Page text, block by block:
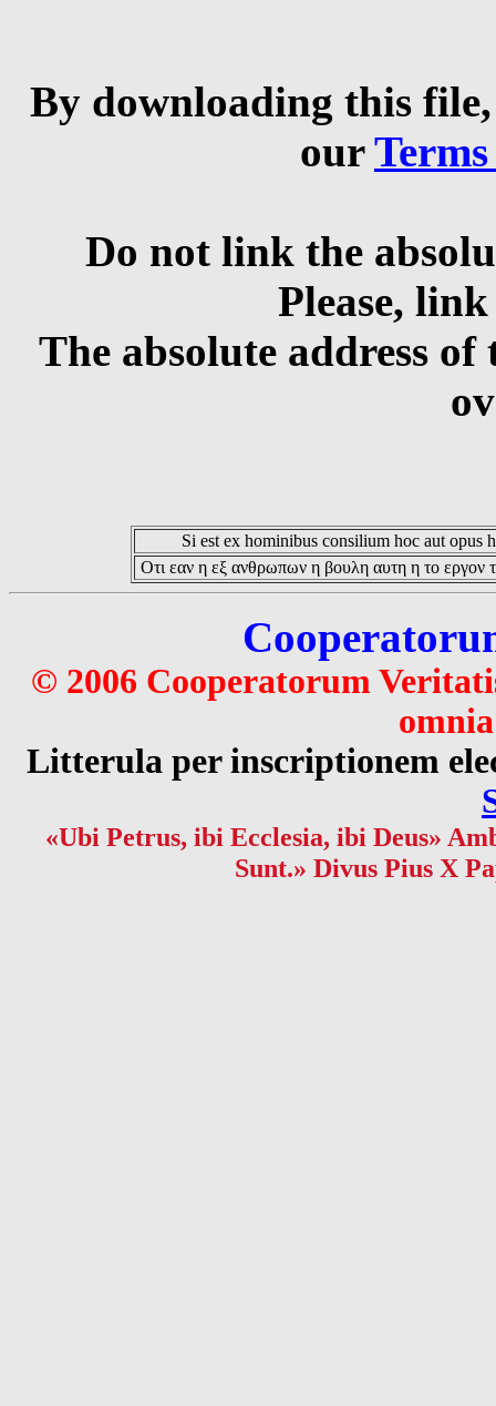
By downloading this
our
Do not link the
Please,
The absolute address
Si est ex hominibus consilium hoc aut opus
Οτι εαν η εξ ανθρωπων η βουλη αυτη η το εργον
© 2006 Cooperatorum
Litterula per inscriptionem
«Ubi Petrus, ibi Ecclesia, ibi Deus»
Sunt.» Divus Pius X